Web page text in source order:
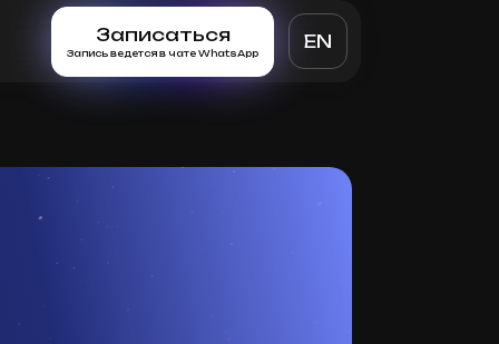
Записаться
Запись ведется в чате WhatsApp
EN